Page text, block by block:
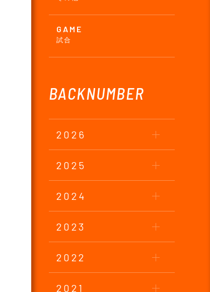
GAME
試合
BACKNUMBER
2026
2025
2024
2023
2022
2021